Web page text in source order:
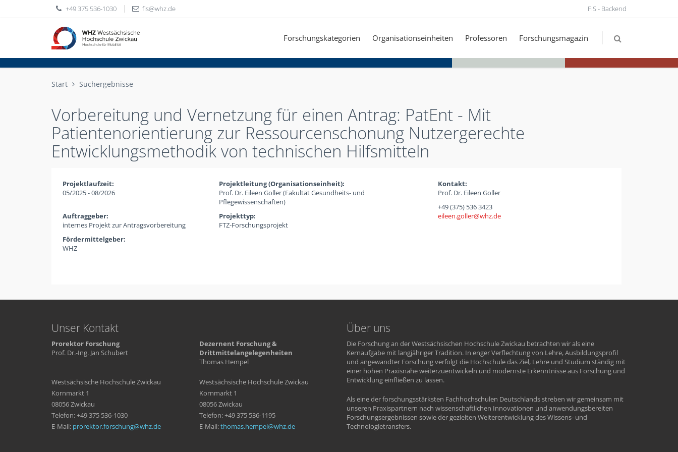
+49 375 536-1030 fis whzde FIS - Backend
Forschungskategorien Organisationseinheiten Professoren Forschungsmagazin
Start Suchergebnisse
Vorbereitung und Vernetzung für einen Antrag: PatEnt - Mit
Patientenorientierung zur Ressourcenschonung Nutzergerechte
Entwicklungsmethodik von technischen Hilfsmitteln
Projektlaufzeit:
05/2025 - 08/2026
Projektleitung (Organisationseinheit):
Prof. Dr. Eileen Goller (Fakultät Gesundheits- und
Pflegewissenschaften)
Auftraggeber:
internes Projekt zur Antragsvorbereitung
Projekttyp:
FTZ-Forschungsprojekt
Kontakt:
Prof. Dr. Eileen Goller
+49 (375) 536 3423
eileen.goller
whzde
Fördermittelgeber:
WHZ
Unser Kontakt
Prorektor Forschung
Prof. Dr.-Ing. Jan Schubert
Westsächsische Hochschule Zwickau
Kornmarkt 1
08056 Zwickau
Telefon: +49 375 536-1030
E-Mail: prorektor.forschung whzde
Dezernent Forschung &
Drittmittelangelegenheiten
Thomas Hempel
Westsächsische Hochschule Zwickau
Kornmarkt 1
08056 Zwickau
Telefon: +49 375 536-1195
E-Mail:thomas.hempel whzde
Über uns
Die Forschung an der Westsächsischen Hochschule Zwickau betrachten wir als eine
Kernaufgabe mit langjähriger Tradition. In enger Verflechtung von Lehre, Ausbildungsprofil
und angewandter Forschung verfolgt die Hochschule das Ziel, Lehre und Studium ständig mit
einer hohen Praxisnähe weiterzuentwickeln und modernste Erkenntnisse aus Forschung und
Entwicklung einfließen zu lassen.
Als eine der forschungsstärksten Fachhochschulen Deutschlands streben wir gemeinsam mit
unseren Praxispartnern nach wissenschaftlichen Innovationen und anwendungsbereiten
Forschungsergebnissen sowie der gezielten Weiterentwicklung des Wissens- und
Technologietransfers.